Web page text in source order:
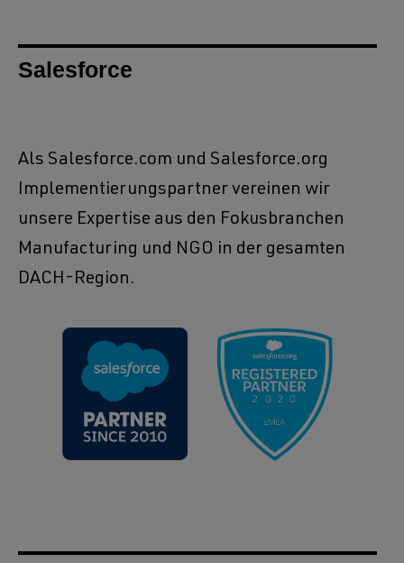
Salesforce
Als Salesforce.com und Salesforce.org
Implementierungspartner vereinen wir
unsere Expertise aus den Fokusbranchen
Manufacturing und NGO in der gesamten
DACH-Region.